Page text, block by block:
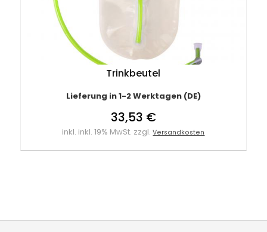
Trinkbeutel
Lieferung in 1-2 Werktagen (DE)
33,53 €
inkl. inkl. 19% MwSt. zzgl.Versandkosten